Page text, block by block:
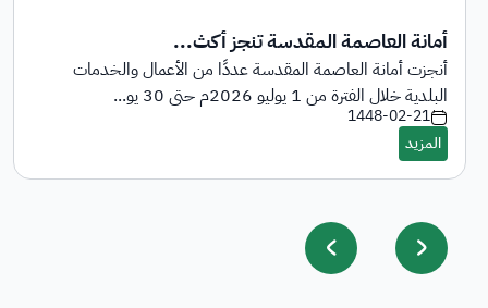
أمانة العاصمة المقدسة تنجز أكث...
أنجزت أمانة العاصمة المقدسة عددًا من الأعمال والخدمات
البلدية خلال الفترة من 1 يوليو 2026م حتى 30 يو...
1448-02-21